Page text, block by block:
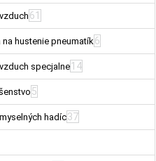
61
hustenie pneumatík6
specjalne14
5
hadíc37